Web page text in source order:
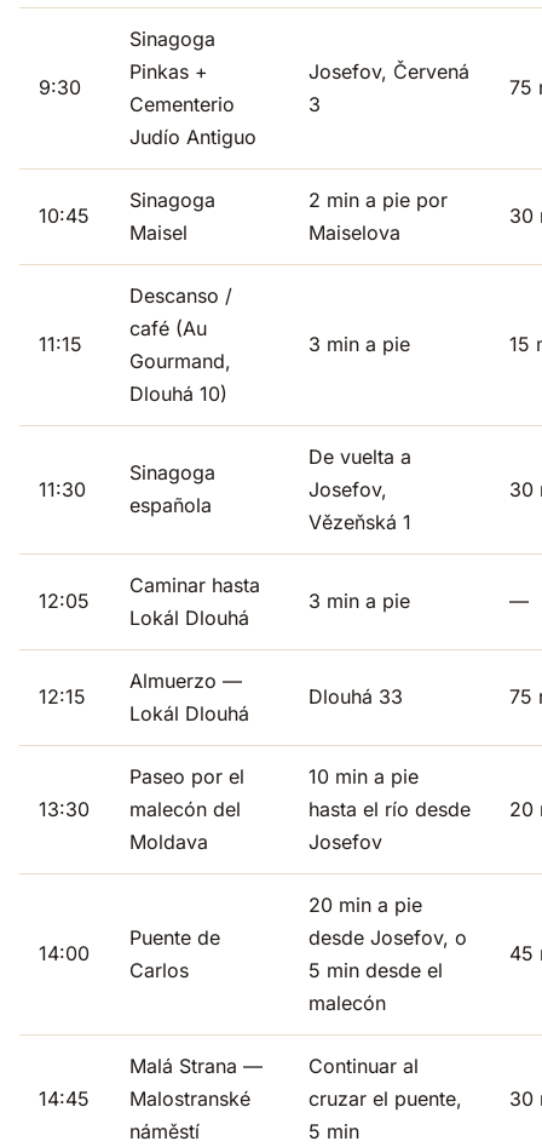
9:30
Sinagoga
Pinkas +
Cementerio
Judío Antiguo
Josefov, Červená
3
75
10:45
Sinagoga
Maisel
2 min a pie por
Maiselova
30
11:15
Descanso /
café (Au
Gourmand,
Dlouhá 10)
3 min a pie 15
11:30
Sinagoga
española
De vuelta a
Josefov,
Vězeňská 1
30
12:05
Caminar hasta
Lokál Dlouhá
3 min a pie —
12:15
Almuerzo —
Lokál Dlouhá
Dlouhá 33 75
13:30
Paseo por el
malecón del
Moldava
10 min a pie
hasta el río desde
Josefov
20
14:00
Puente de
Carlos
20 min a pie
desde Josefov, o
5 min desde el
malecón
45
14:45
Malá Strana —
Malostranské
náměstí
Continuar al
cruzar el puente,
5 min
30